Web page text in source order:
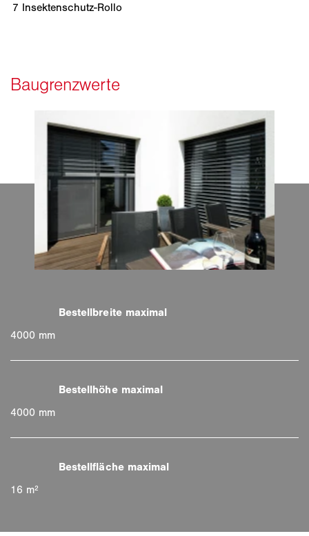
7 Insektenschutz-Rollo
4000 mm
4000 mm
16 m²